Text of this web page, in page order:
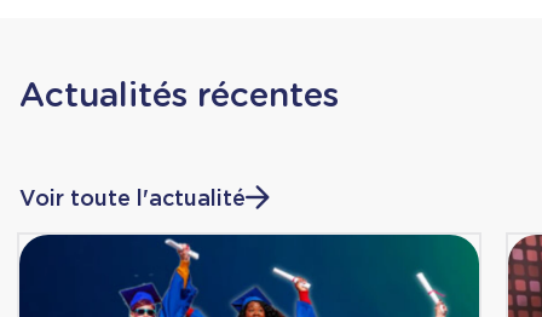
Actualités récentes
Voir toute l'actualité